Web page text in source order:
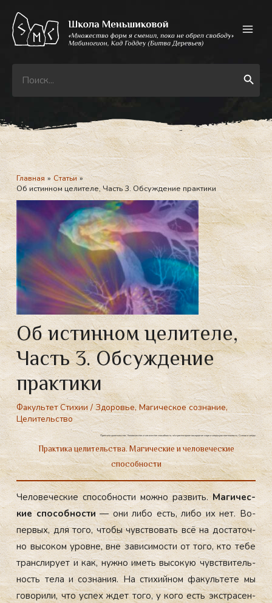
содержимому
Search
for:
Search Button
Главная
Статьи
Об истинном целителе, Часть 3. Обсуждение практики
Об истинном целителе,
Часть 3. Обсуждение
практики
Факультет Стихии/Здоровье,Магическое сознание,
Целительство
Практика целительства. Человеческие и магические способности, экстрасенсорное восприятие мира и сверхчувствительность. Стихии и чакры
Практика целительства. Магические и человеческие
способности
Че­лове­чес­кие спо­соб­ности мож­но раз­вить.Ма­гичес­
кие спо­соб­ности— они ли­бо есть, ли­бо их нет. Во-
пер­вых, для то­го, что­бы чувс­тво­вать всё на дос­та­точ­
но вы­соком уров­не, вне за­виси­мос­ти от то­го, кто те­бе
тран­сли­ру­ет и как, нуж­но иметь вы­сокую чувс­тви­тель­
ность те­ла и соз­на­ния. На сти­хий­ном фа­куль­те­те мы
го­вори­ли, что ус­пех ждет то­го, у ко­го есть экс­тра­сен­